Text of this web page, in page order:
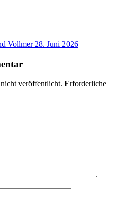
Vollmer 28. Juni 2026
veröffentlicht. Erforderliche